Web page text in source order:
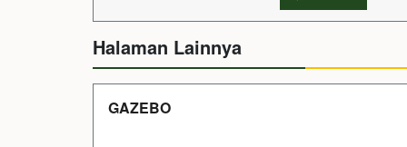
Halaman Lainnya
GAZEBO